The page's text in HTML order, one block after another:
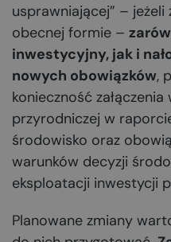
usprawniającej” –
obecnej formie –
inwestycyjny, jak i
nowych obowiązków,
konieczność
przyrodniczej w
środowisko oraz
warunków decyzji
eksploatacji inwestycji
Planowane zmiany